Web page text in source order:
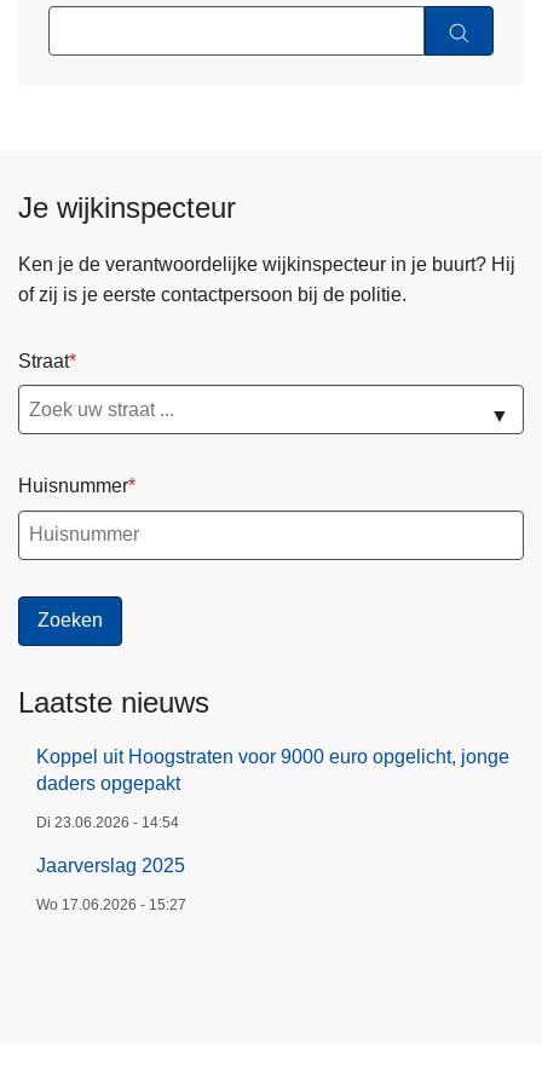
Je wijkinspecteur
Ken je de verantwoordelijke wijkinspecteur in je buurt? Hij
of zij is je eerste contactpersoon bij de politie.
Straat
▼
Huisnummer
Laatste nieuws
Koppel uit Hoogstraten voor 9000 euro opgelicht, jonge
daders opgepakt
Di 23.06.2026 - 14:54
Jaarverslag 2025
Wo 17.06.2026 - 15:27